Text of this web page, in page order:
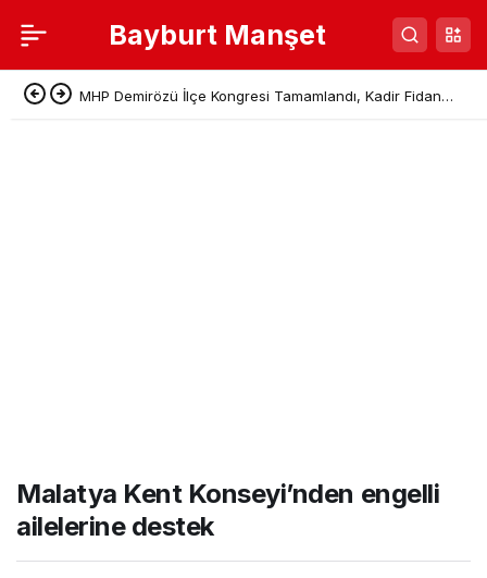
Bayburt Manşet
MHP Demirözü İlçe Kongresi Tamamlandı, Kadir Fidan
Malatya Kent Konseyi’nden engelli
ailelerine destek